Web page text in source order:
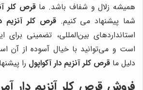
همیشه زلال و شفاف باشد. ماقرص کلر
شما پیشنهاد می کنیم.قرص کلر آنزیم
استانداردهای بین‌المللی، تضمینی
است و می‌توانید با خیال آسوده از آن
دلیل ما قرص کلر آنزیم دار آکواپول را